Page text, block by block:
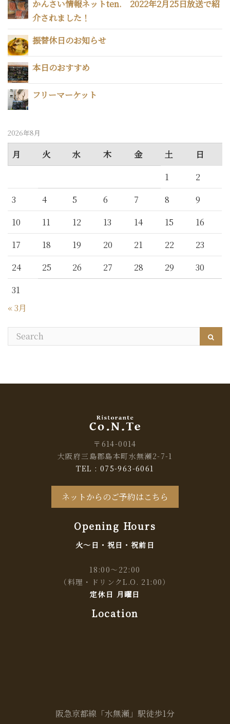
かんさい情報ネットten. 2022年2月25日放送で紹
介されました！
振替休日のお知らせ
本日のおすすめ
フリーマーケット
2026年8月
月 火 水 木 金 土
日
1
2
3
4 5 6 7 8
9
10
11 12 13 14 15
16
17
18 19 20 21 22
23
24
25 26 27 28 29
30
31
« 3月
〒614-0014
大阪府三島郡島本町水無瀬2-7-1
TEL : 075-963-6061
ネットからのご予約はこちら
Opening Hours
火～日・祝日・祝前日
18:00～22:00
（料理・ドリンクL.O. 21:00）
定休日 月曜日
Location
阪急京都線「水無瀬」駅徒歩1分